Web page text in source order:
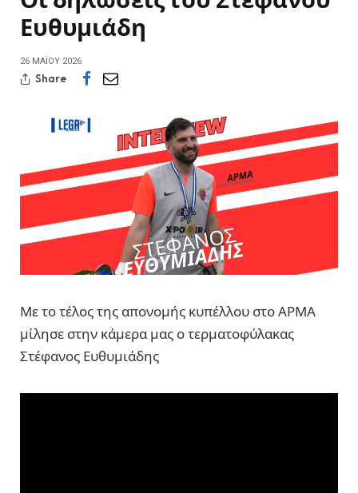
Ευθυμιάδη
26 ΜΑΪ́ΟΥ 2026
Share
Με το τέλος της απονομής κυπέλλου στο ΑΡΜΑ
μίλησε στην κάμερα μας ο τερματοφύλακας
Στέφανος Ευθυμιάδης